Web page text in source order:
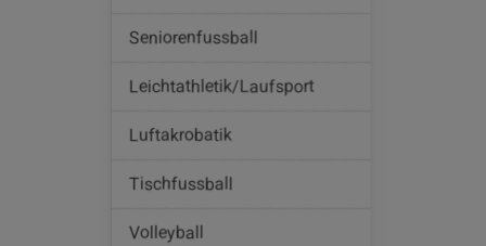
Seniorenfussball
Leichtathletik/Laufsport
Luftakrobatik
Tischfussball
Volleyball